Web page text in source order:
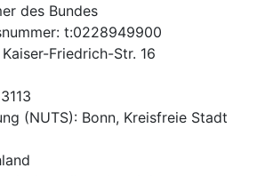
des Bundes
: t:0228949900
Kaiser-Friedrich-Str. 16
(NUTS): Bonn, Kreisfreie Stadt